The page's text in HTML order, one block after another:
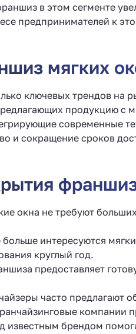
в этом сегменте
предпринимателей к
мягких
ключевых трендов на
продукцию
современные
и сокращение сроков
окна не требуют
больше интересуются
круглый год.
предоставляет
часто предлагают
компании
известным брендом